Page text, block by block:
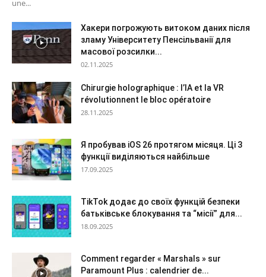
une...
Хакери погрожують витоком даних після
зламу Університету Пенсільванії для
масової розсилки...
02.11.2025
Chirurgie holographique : l’IA et la VR
révolutionnent le bloc opératoire
28.11.2025
Я пробував iOS 26 протягом місяця. Ці 3
функції виділяються найбільше
17.09.2025
TikTok додає до своїх функцій безпеки
батьківське блокування та “місії” для...
18.09.2025
Comment regarder « Marshals » sur
Paramount Plus : calendrier de...